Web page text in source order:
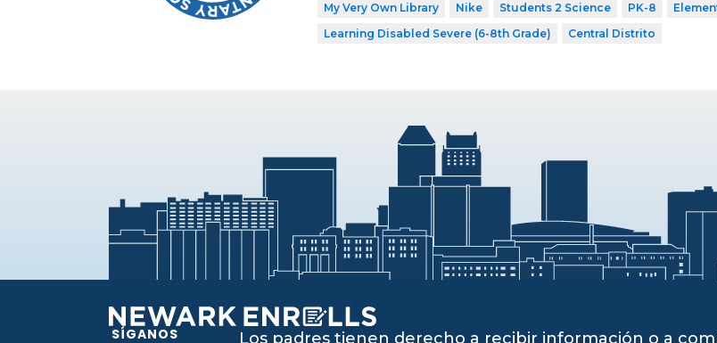
My Very Own Library
Nike Students 2 Science PK-8
Learning Disabled Severe (6-8th Grade)
Central Distrito
SÍGANOS Los padres tienen derecho a recibir información o a